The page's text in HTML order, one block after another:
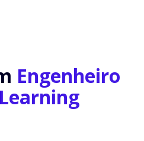
Engenheiro